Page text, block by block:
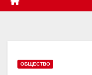
ОБЩЕСТВО